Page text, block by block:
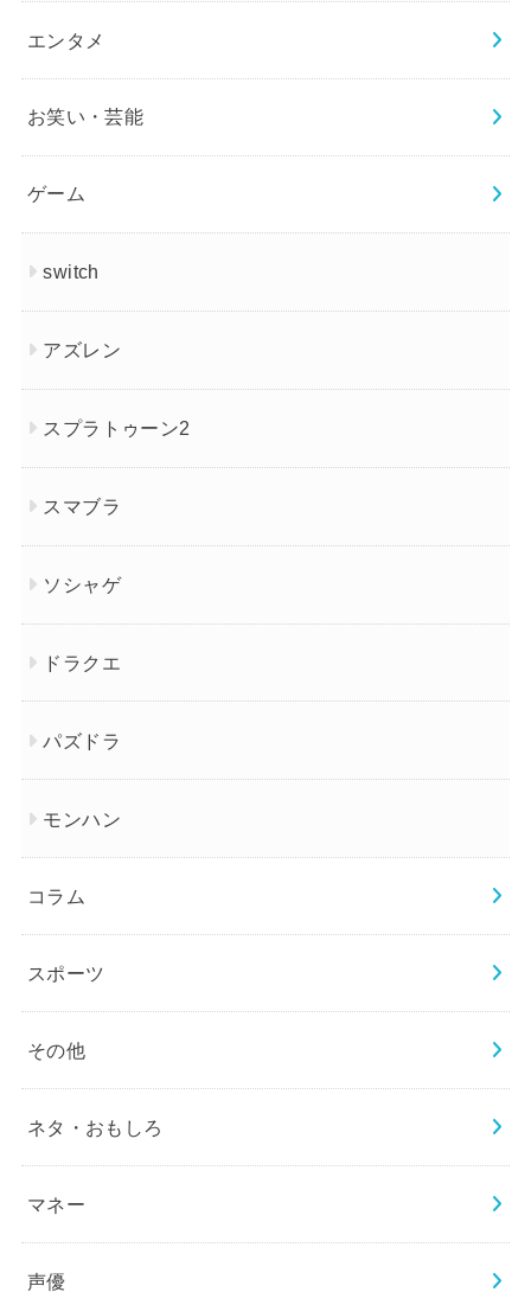
エンタメ
お笑い・芸能
ゲーム
switch
アズレン
スプラトゥーン2
スマブラ
ソシャゲ
ドラクエ
パズドラ
モンハン
コラム
スポーツ
その他
ネタ・おもしろ
マネー
声優